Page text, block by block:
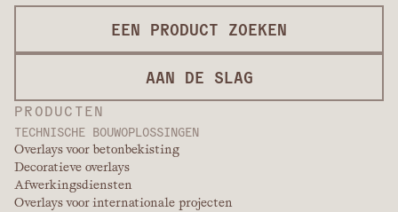
PRODUCTEN
TECHNISCHE BOUWOPLOSSINGEN
Overlays voor betonbekisting
Decoratieve overlays
Afwerkingsdiensten
Overlays voor internationale projecten
EEN PRODUCT ZOEKEN
AAN DE SLAG